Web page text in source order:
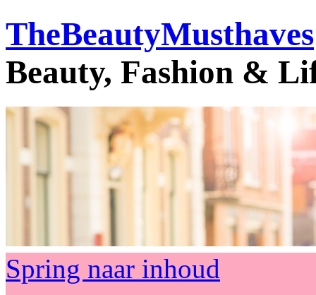
TheBeautyMusthaves
Beauty, Fashion &
Spring naar inhoud